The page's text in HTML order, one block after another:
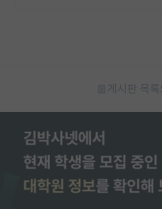
게시판 목록